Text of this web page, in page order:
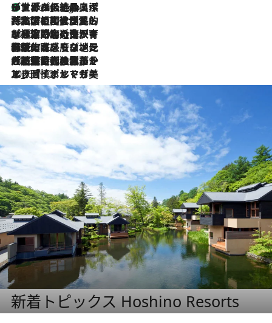
7 Hours Ago
リスボンの絶品スイーツ「パステル・デ・ナタ」とは？ポルトガル伝統の奥深い世界へ
2026.7.27
「私の祖国はポルトガル語です」国民的詩人フェルナンド・ペソアと、彼が愛した文学の街を歩く
2026.7.26
ポルトガル近海が育む極上の海の幸。キリリと冷えた白ワインと愉しむ、シーフード専門店の贅沢
2026.7.22
伝統の味をモダンに昇華。高感度な地元客が集う、リスボンの最旬ガストロノミー
2026.7.21
大航海時代の栄華から、震災、独裁、そして革命へ。ポルトガル・首都リスボンの石畳に刻まれた「歴史の光と影」
2026.7.13
エッセイ・ヤマザキマリ「慎ましくも美しき国 ポルトガル」
新着トピックス Hoshino Resorts